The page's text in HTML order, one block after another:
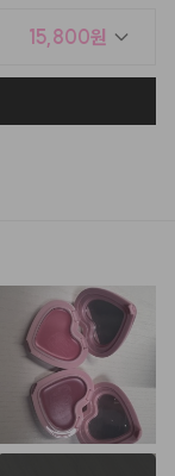
15,800원